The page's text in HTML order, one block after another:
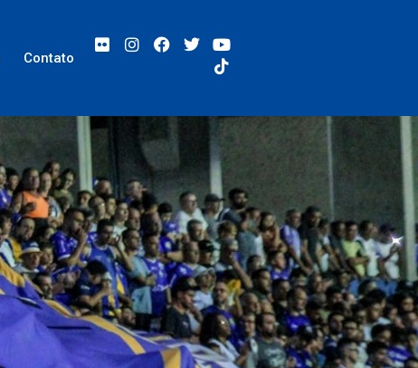
Contato